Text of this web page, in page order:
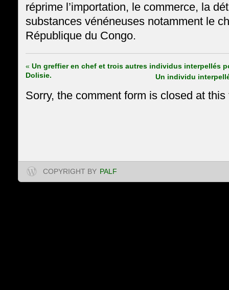
réprime l’importation, le commerce, la
substances vénéneuses notamment le
République du Congo.
« Un greffier en chef et trois autres individus interpellés
Dolisie.
Un individu
Sorry, the comment form is closed at this
COPYRIGHT BY PALF